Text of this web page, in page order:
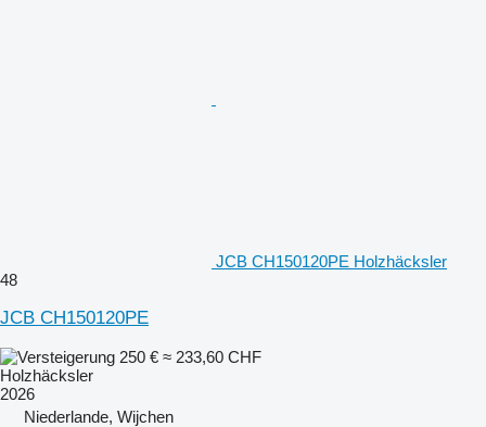
JCB CH150120PE Holzhäcksler
48
JCB CH150120PE
250 € ≈ 233,60 CHF
Holzhäcksler
2026
Niederlande, Wijchen